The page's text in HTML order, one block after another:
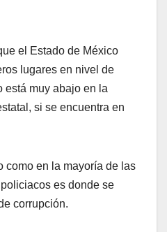
el Estado de México
lugares en nivel de
está muy abajo en la
si se encuentra en
como en la mayoría de las
es donde se
corrupción.